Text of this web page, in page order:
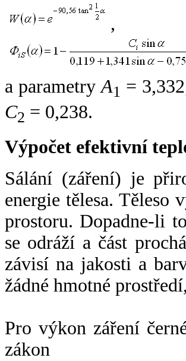
,
a parametryA1 =
C2 = 0,238.
Výpočet efektivní
Sálání (záření) je
energie tělesa. Těleso
prostoru. Dopadne-li
se odráží a část
závisí na jakosti a
žádné hmotné
Pro výkon záření
zákon